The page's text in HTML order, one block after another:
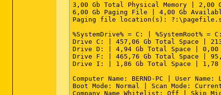
MOD - C:\Users\Lone\Desktop\OTL.exe
MOD -
========== Win32 Services (SafeList)
SRV:64bit:
- (TmProxy) -- C:\Program
SRV:64bit:
- (TmPfw) -- C:\Program
64bit:
- (TMBMServer) --
SRV:64bit: - (FLEXnet Licensing
SRV: 64bit:
- (SfCtlCom) --
SRV:64bit: - (MSCamSvc) --
3,00 Gb Total Physical Memory | 2,00
6,00 Gb Paging File | 4,00 Gb
Paging file location(s):
%SystemDrive% = C: | %SystemRoot%
Drive C: | 457,06 Gb Total Space |
Drive D: | 4,94 Gb Total Space | 0,00
Drive F: | 465,76 Gb Total Space |
Drive I: | 1,86 Gb Total Space | 1,78
Computer Name: BERND-PC | User
Boot Mode: Normal | Scan Mode:
Company Name Whitelist: Off | Skip